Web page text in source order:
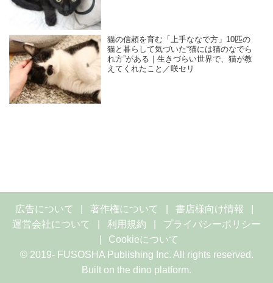
猫の信頼を育む「上手ななで方」10匹の
猫と暮らして気づいた“猫には猫のなでら
れ方”がある｜生きづらい世界で、猫が教
えてくれたこと／咲セリ
広告について 著作権について
書店様向け情報
運営会社について
利用規約
プライバシーポリシー
Cookieについて
© 2019- FUSOSHA Publishing Inc. All rights reserved.
Built on the dino platform.